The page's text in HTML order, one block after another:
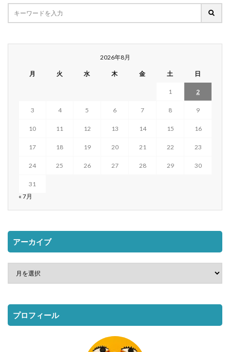
2026年8月
月 火 水 木 金 土 日
1 2
3 4 5 6 7 8 9
10 11 12 13 14 15 16
17 18 19 20 21 22 23
24 25 26 27 28 29 30
31
« 7月
アーカイブ
プロフィール